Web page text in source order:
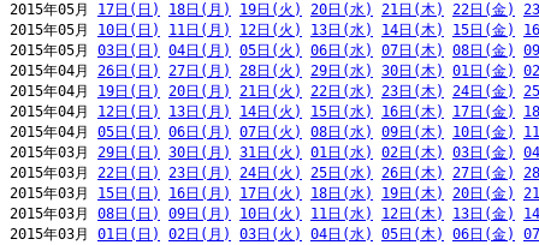
2015年05月 17日(日) 18日(月) 19日(火) 20日(水) 21日(木) 22日(金)
2015年05月 10日(日) 11日(月) 12日(火) 13日(水) 14日(木) 15日(金)
2015年05月 03日(日) 04日(月) 05日(火) 06日(水) 07日(木) 08日(金)
2015年04月 26日(日) 27日(月) 28日(火) 29日(水) 30日(木) 01日(金)
2015年04月 19日(日) 20日(月) 21日(火) 22日(水) 23日(木) 24日(金)
2015年04月 12日(日) 13日(月) 14日(火) 15日(水) 16日(木) 17日(金)
2015年04月 05日(日) 06日(月) 07日(火) 08日(水) 09日(木) 10日(金)
2015年03月 29日(日) 30日(月) 31日(火) 01日(水) 02日(木) 03日(金)
2015年03月 22日(日) 23日(月) 24日(火) 25日(水) 26日(木) 27日(金)
2015年03月 15日(日) 16日(月) 17日(火) 18日(水) 19日(木) 20日(金)
2015年03月 08日(日) 09日(月) 10日(火) 11日(水) 12日(木) 13日(金)
2015年03月 01日(日) 02日(月) 03日(火) 04日(水) 05日(木) 06日(金)